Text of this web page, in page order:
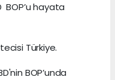
BOP’u hayata
Türkiye.
BOP’unda